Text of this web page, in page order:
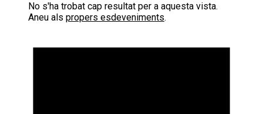
No s'ha trobat cap resultat per a aquesta vista.
Aneu als propers esdeveniments.